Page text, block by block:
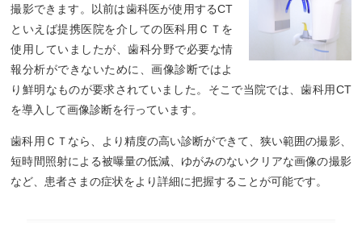
撮影できます。以前は歯科医が使用するCT
といえば提携医院を介しての医科用ＣＴを
使用していましたが、歯科分野で必要な情
報分析ができないために、画像診断ではよ
り鮮明なものが要求されていました。そこで当院では、歯科用CT
を導入して画像診断を行っています。
歯科用ＣＴなら、より精度の高い診断ができて、狭い範囲の撮影、
短時間照射による被曝量の低減、ゆがみのないクリアな画像の撮影
など、患者さまの症状をより詳細に把握することが可能です。